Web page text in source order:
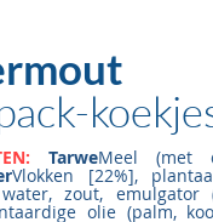
TarweMeel (met
Vlokken [22%],
water, zout, emulgator
olie (palm,